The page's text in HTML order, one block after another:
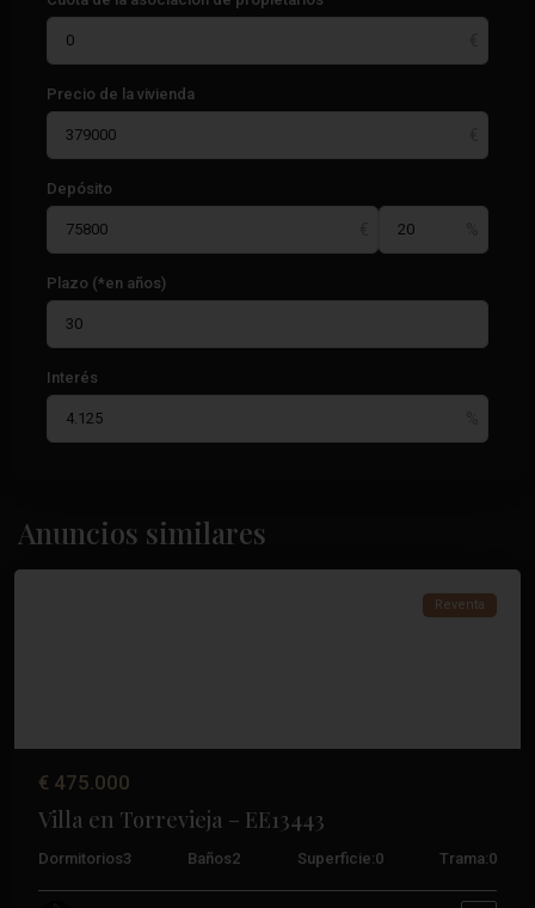
Precio de la vivienda
Depósito
Plazo (*en años)
Interés
Anuncios similares
Torrevieja
Reventa
€ 475.000
Villa en Torrevieja – EE13443
Dormitorios3 Baños2 Superficie:0 Trama:0